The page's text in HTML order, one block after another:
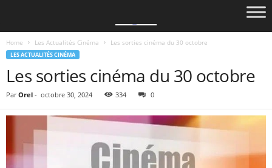
Home Les Actualités Cinéma Les sorties cinéma du 30 octobre
LES ACTUALITÉS CINÉMA
Les sorties cinéma du 30 octobre
Par Orel - octobre 30, 2024 334 0